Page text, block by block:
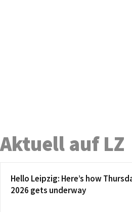
Aktuell auf LZ
Hello Leipzig: Here’s how
2026 gets underway